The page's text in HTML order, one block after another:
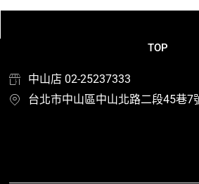
TOP
中山店 02-25237333
台北市中山區中山北路二段45巷7